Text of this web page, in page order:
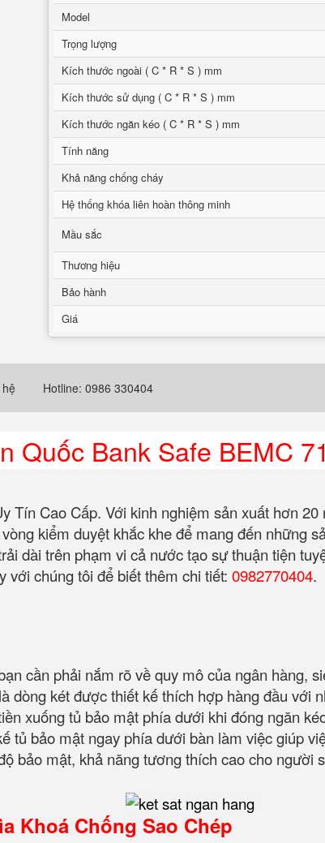
Model
Trọng lượng
Kích thước ngoài ( C * R * S ) mm
Kích thước sử dụng ( C * R * S ) mm
Kích thước ngăn kéo ( C * R * S ) mm
Tính năng
Khả năng chống cháy
Hệ thống khóa liên hoàn thông minh
Mầu sắc
Thương hiệu
Bảo hành
Giá
hệ Hotline: 0986 330404
Quốc Bank Safe BEMC
Tín Cao Cấp. Với kinh nghiệm sản xuất hơn
kiểm duyệt khắc khe để mang đến những
dài trên phạm vi cả nước tạo sự thuận tiện
với chúng tôi để biết thêm chi tiết: 0982770404.
cần phải nắm rõ về quy mô của ngân hàng,
là dòng két được thiết kế thích hợp hàng đầu với
xuống tủ bảo mật phía dưới khi đóng ngăn
tủ bảo mật ngay phía dưới bàn làm việc giúp
bảo mật, khả năng tương thích cao cho người
Khoá Chống Sao Chép